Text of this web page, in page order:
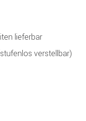
lieferbar
verstellbar)